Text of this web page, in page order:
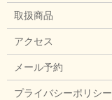
取扱商品
アクセス
メール予約
プライバシーポリシー